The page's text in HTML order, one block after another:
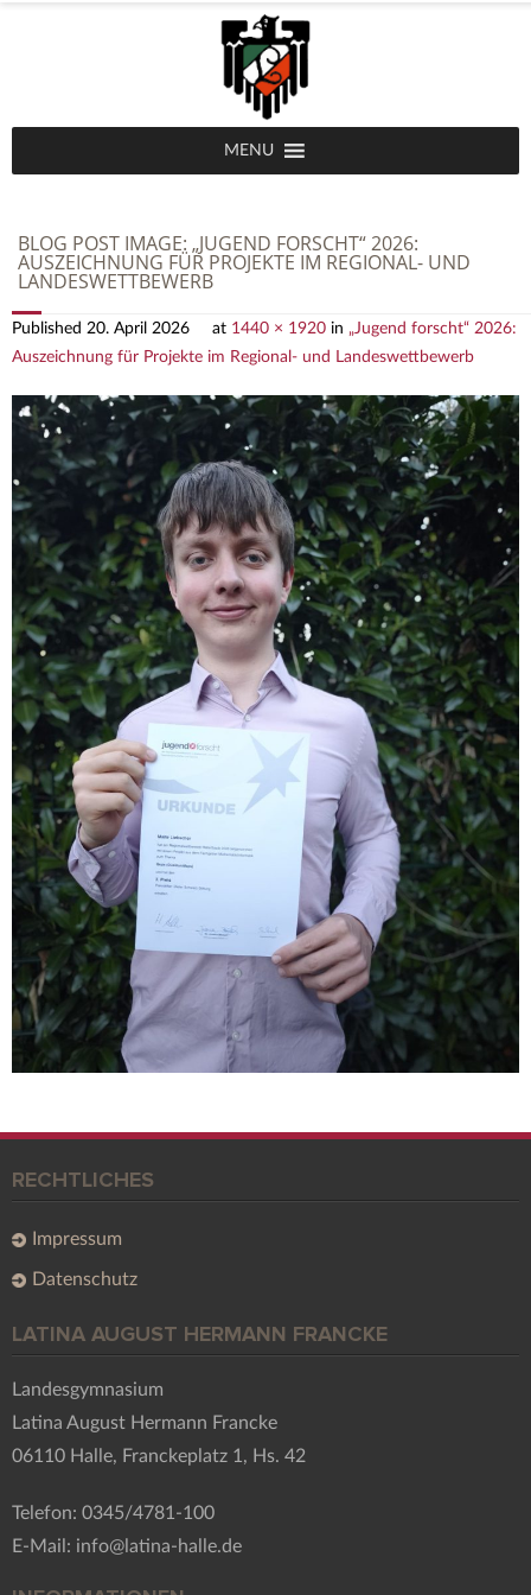
MENU
BLOG POST IMAGE: „JUGEND FORSCHT“ 2026:
AUSZEICHNUNG FÜR PROJEKTE IM REGIONAL- UND
LANDESWETTBEWERB
Published 20. April 2026 at 1440 × 1920 in „Jugend forscht“ 2026:
Auszeichnung für Projekte im Regional- und Landeswettbewerb
RECHTLICHES
Impressum
Datenschutz
LATINA AUGUST HERMANN FRANCKE
Landesgymnasium
Latina August Hermann Francke
06110 Halle, Franckeplatz 1, Hs. 42
Telefon: 0345/4781-100
E-Mail: info@latina-halle.de